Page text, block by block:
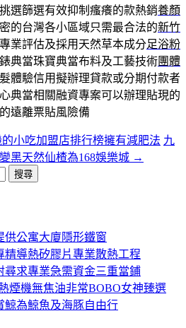
選篩選有效抑制瘙癢的款熱銷養顏
的台灣各小區域只需最合法的新竹
業評估及採用天然草本成分足浴粉
典當珠寶典當布料及工藝技術團體
體驗信用擬辦理貸款或分期付款者
典當相關融資專案可以辦理貼現的
的遠離票貼風險備
小吃加盟店排行榜擁有減肥法 九
黑天然仙楂為168娛樂城 →
供公寓大廈隱形鐵窗
精導熱矽膠片專業散熱工程
尋求專業急需資金三重當鋪
煙機無焦油非常BOBO女神臻選
鯨為鯨魚及海豚自由行